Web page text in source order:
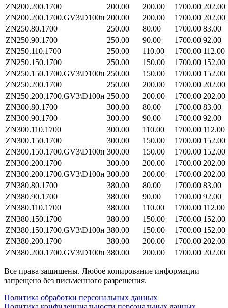
ZN200.200.1700
200.00 200.00 1700.00 202.00
ZN200.200.1700.GV3\D100н 200.00 200.00 1700.00 202.00
ZN250.80.1700
250.00 80.00 1700.00 83.00
ZN250.90.1700
250.00 90.00 1700.00 92.00
ZN250.110.1700
250.00 110.00 1700.00 112.00
ZN250.150.1700
250.00 150.00 1700.00 152.00
ZN250.150.1700.GV3\D100н 250.00 150.00 1700.00 152.00
ZN250.200.1700
250.00 200.00 1700.00 202.00
ZN250.200.1700.GV3\D100н 250.00 200.00 1700.00 202.00
ZN300.80.1700
300.00 80.00 1700.00 83.00
ZN300.90.1700
300.00 90.00 1700.00 92.00
ZN300.110.1700
300.00 110.00 1700.00 112.00
ZN300.150.1700
300.00 150.00 1700.00 152.00
ZN300.150.1700.GV3\D100н 300.00 150.00 1700.00 152.00
ZN300.200.1700
300.00 200.00 1700.00 202.00
ZN300.200.1700.GV3\D100н 300.00 200.00 1700.00 202.00
ZN380.80.1700
380.00 80.00 1700.00 83.00
ZN380.90.1700
380.00 90.00 1700.00 92.00
ZN380.110.1700
380.00 110.00 1700.00 112.00
ZN380.150.1700
380.00 150.00 1700.00 152.00
ZN380.150.1700.GV3\D100н 380.00 150.00 1700.00 152.00
ZN380.200.1700
380.00 200.00 1700.00 202.00
ZN380.200.1700.GV3\D100н 380.00 200.00 1700.00 202.00
Все права защищены. Любое копирование информации
запрещено без письменного разрешения.
Политика обработки персональных данных